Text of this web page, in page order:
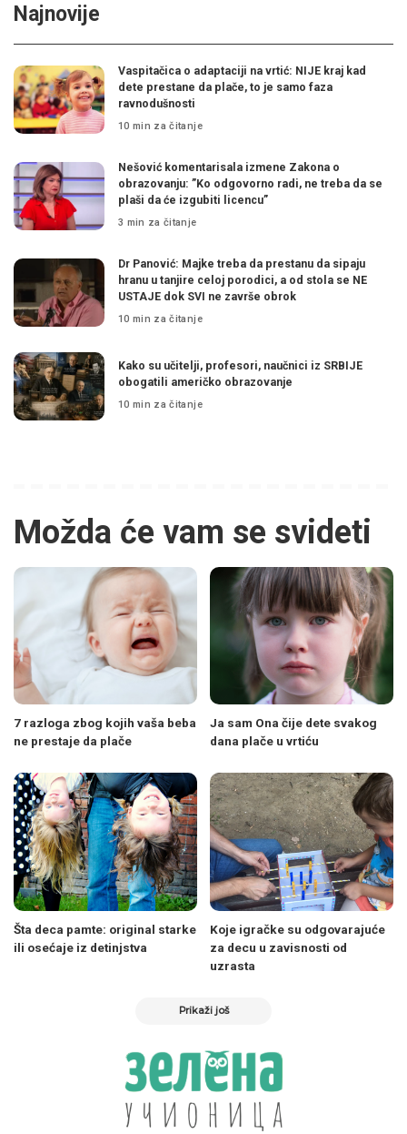
Najnovije
Vaspitačica o adaptaciji na vrtić: NIJE kraj kad
dete prestane da plače, to je samo faza
ravnodušnosti
10 min za čitanje
Nešović komentarisala izmene Zakona o
obrazovanju: ”Ko odgovorno radi, ne treba da se
plaši da će izgubiti licencu”
3 min za čitanje
Dr Panović: Majke treba da prestanu da sipaju
hranu u tanjire celoj porodici, a od stola se NE
USTAJE dok SVI ne završe obrok
10 min za čitanje
Kako su učitelji, profesori, naučnici iz SRBIJE
obogatili američko obrazovanje
10 min za čitanje
Možda će vam se svideti
7 razloga zbog kojih vaša beba
ne prestaje da plače
Ja sam Ona čije dete svakog
dana plače u vrtiću
Šta deca pamte: original starke
ili osećaje iz detinjstva
Koje igračke su odgovarajuće
za decu u zavisnosti od
uzrasta
Prikaži još